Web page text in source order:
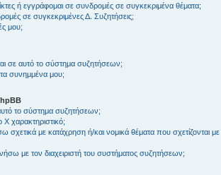
ή εγγράφομαι σε συνδρομές σε συγκεκριμένα θέματα;
σε συγκεκριμένες Δ. Συζητήσεις;
μου;
σε αυτό το σύστημα συζητήσεων;
συνημμένα μου;
το σύστημα συζητήσεων;
Χ χαρακτηριστικό;
σχετικά με κατάχρηση ή/και νομικά θέματα που σχετίζονται
με τον διαχειριστή του συστήματος συζητήσεων;